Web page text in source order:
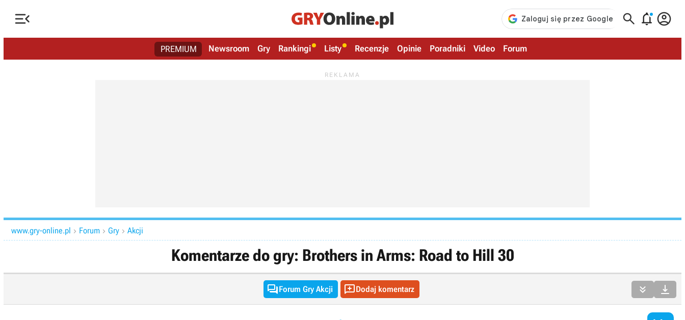
   
PREMIUM Newsroom Gry Rankingi Listy Recenzje Opinie Poradniki Video Forum
www.gry-online.pl  Forum  Gry  Akcji
Komentarze do gry: Brothers in Arms: Road to Hill 30
Forum Gry Akcji Dodaj komentarz  